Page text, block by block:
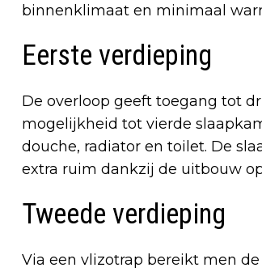
binnenklimaat en minimaal
Eerste verdieping
De overloop geeft toegang tot
mogelijkheid tot vierde
douche, radiator en toilet. De
extra ruim dankzij de uitbouw
Tweede verdieping
Via een vlizotrap bereikt men